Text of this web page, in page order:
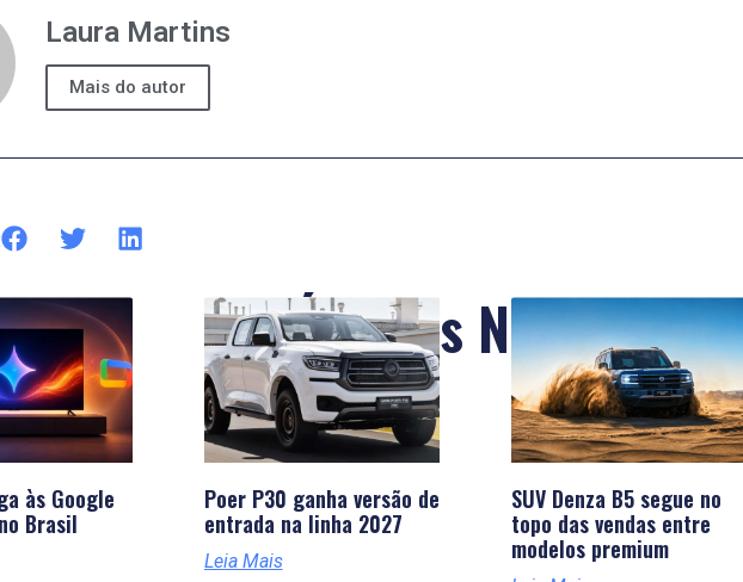
Laura Martins
Mais do autor
Últimas Notícias
às Google
Brasil
Poer P30 ganha versão de
entrada na linha 2027
Leia Mais
SUV Denza B5 segue no
topo das vendas entre
modelos premium